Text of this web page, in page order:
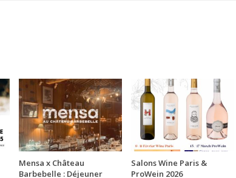
Mensa x Château
Barbebelle : Déjeuner
Salons Wine Paris &
ProWein 2026